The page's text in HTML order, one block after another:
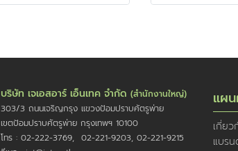
บริษัท เจเอสอาร์ เอ็นเทค จำกัด (สำนักงานใหญ่)
303/3 ถนนเจริญกรุง แขวงป้อมปราบศัตรูพ่าย
เขตป้อมปราบศัตรูพ่าย กรุงเทพฯ 10100
โทร : 02-222-3769, 02-221-9203, 02-221-9215
แผ
เกี่ยว
แบรน